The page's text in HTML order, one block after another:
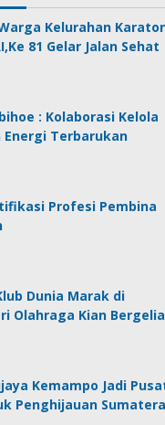
Kelurahan
81 Gelar Jalan Sehat
: Kolaborasi Kelola
Energi Terbarukan
Profesi Pembina
Dunia Marak di
Olahraga Kian
Kemampo Jadi
Penghijauan Sumatera